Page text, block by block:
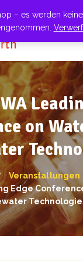
on
Veranstaltungen
Edge
– es werden